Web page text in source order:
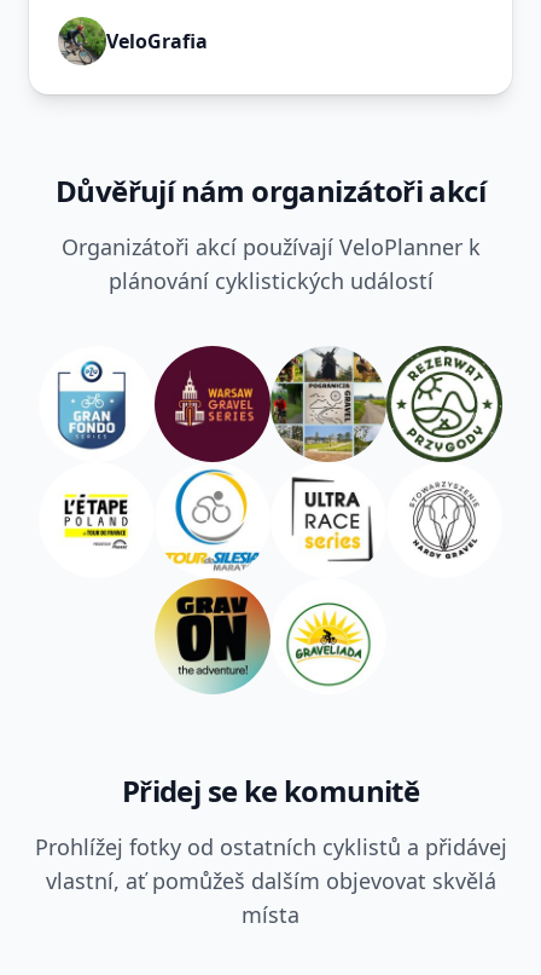
VeloGrafia
Důvěřují nám organizátoři akcí
Organizátoři akcí používají VeloPlanner k
plánování cyklistických událostí
Přidej se ke komunitě
Prohlížej fotky od ostatních cyklistů a přidávej
vlastní, ať pomůžeš dalším objevovat skvělá
místa